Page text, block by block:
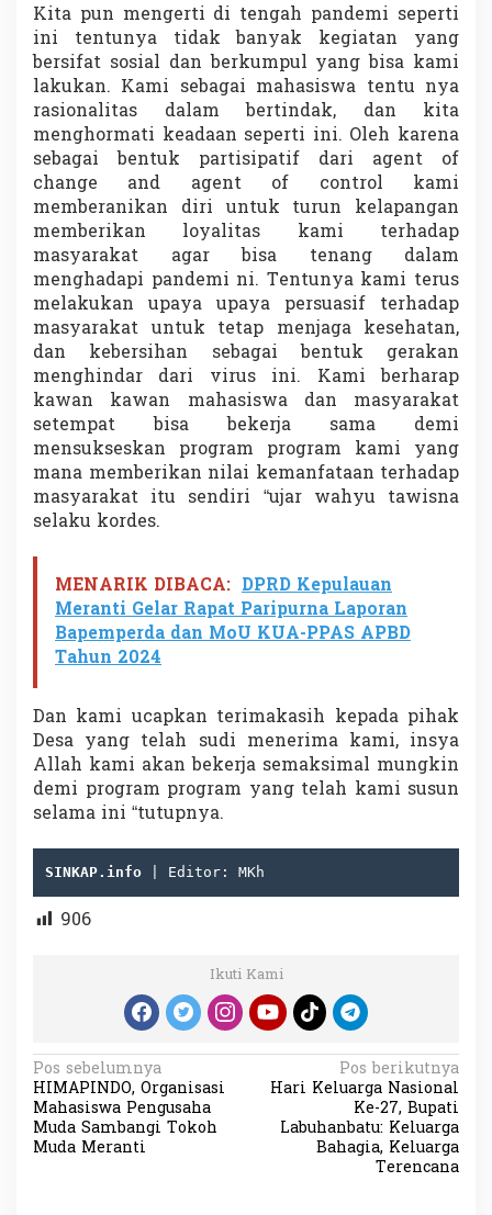
Kita pun mengerti di tengah pandemi seperti
ini tentunya tidak banyak kegiatan yang
bersifat sosial dan berkumpul yang bisa kami
lakukan. Kami sebagai mahasiswa tentu nya
rasionalitas dalam bertindak, dan kita
menghormati keadaan seperti ini. Oleh karena
sebagai bentuk partisipatif dari agent of
change and agent of control kami
memberanikan diri untuk turun kelapangan
memberikan loyalitas kami terhadap
masyarakat agar bisa tenang dalam
menghadapi pandemi ni. Tentunya kami terus
melakukan upaya upaya persuasif terhadap
masyarakat untuk tetap menjaga kesehatan,
dan kebersihan sebagai bentuk gerakan
menghindar dari virus ini. Kami berharap
kawan kawan mahasiswa dan masyarakat
setempat bisa bekerja sama demi
mensukseskan program program kami yang
mana memberikan nilai kemanfataan terhadap
masyarakat itu sendiri “ujar wahyu tawisna
selaku kordes.
MENARIK DIBACA: DPRD Kepulauan
Meranti Gelar Rapat Paripurna Laporan
Bapemperda dan MoU KUA-PPAS APBD
Tahun 2024
Dan kami ucapkan terimakasih kepada pihak
Desa yang telah sudi menerima kami, insya
Allah kami akan bekerja semaksimal mungkin
demi program program yang telah kami susun
selama ini “tutupnya.
SINKAP.info | Editor: MKh
906
Ikuti Kami
N
a
v
Pos sebelumnya
HIMAPINDO, Organisasi
Mahasiswa Pengusaha
Muda Sambangi Tokoh
Muda Meranti
Pos berikutnya
Hari Keluarga Nasional
Ke-27, Bupati
Labuhanbatu: Keluarga
Bahagia, Keluarga
Terencana